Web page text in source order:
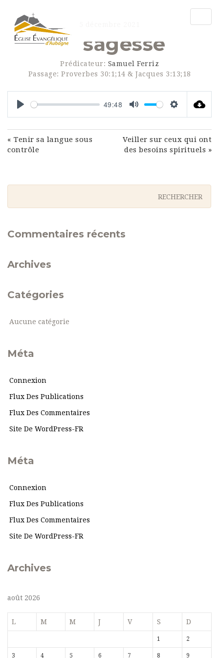
La sagesse
Prédicateur: Samuel Ferriz
Passage: Proverbes 30:1;14 & Jacques 3:13;18
Play
49:48
Mute Settings
« Tenir sa langue sous
contrôle
Veiller sur ceux qui ont
des besoins spirituels »
Commentaires récents
Archives
Catégories
Aucune catégorie
Méta
Connexion
Flux Des Publications
Flux Des Commentaires
Site De WordPress-FR
Méta
Connexion
Flux Des Publications
Flux Des Commentaires
Site De WordPress-FR
Archives
août 2026
L M M J V S D
1 2
3 4 5 6 7 8 9